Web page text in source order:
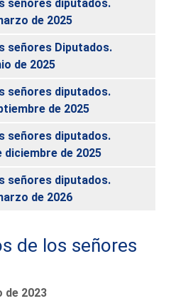
señores diputados.
de 2025
señores Diputados.
de 2025
señores diputados.
de 2025
señores diputados.
diciembre de 2025
señores diputados.
de 2026
de los señores
de 2023